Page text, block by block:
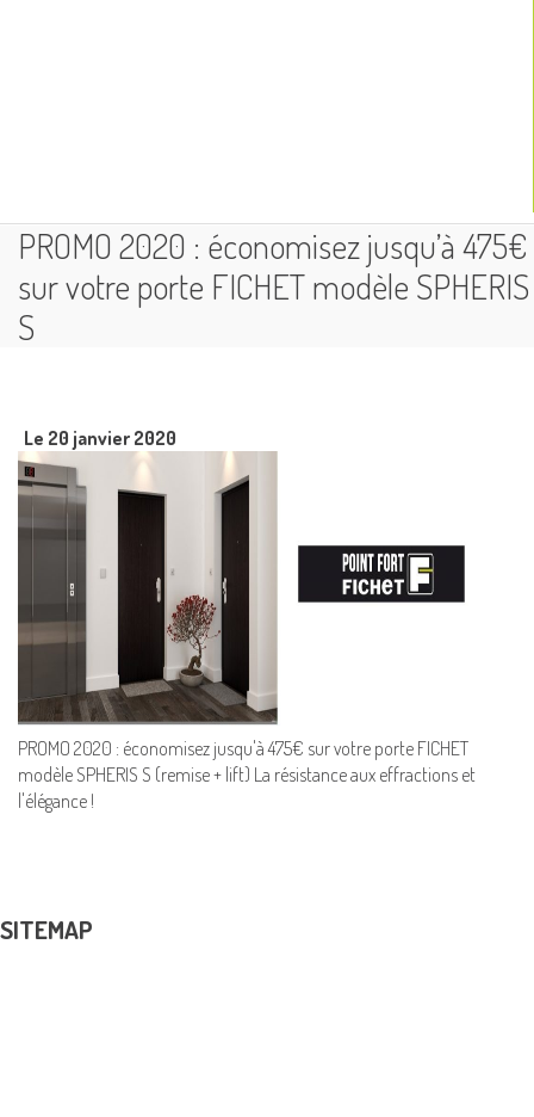
PROMO 2020 : économisez jusqu’à 475€
sur votre porte FICHET modèle SPHERIS
S
Le 20 janvier 2020
PROMO 2020 : économisez jusqu'à 475€ sur votre porte FICHET
modèle SPHERIS S (remise + lift) La résistance aux effractions et
l'élégance !
SITEMAP